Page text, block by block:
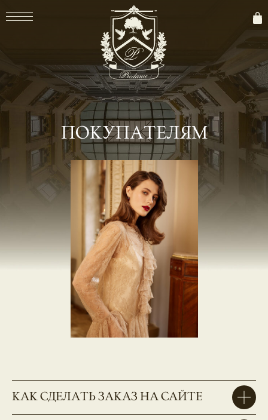
ПОКУПАТЕЛЯМ
КАК СДЕЛАТЬ ЗАКАЗ НА САЙТЕ